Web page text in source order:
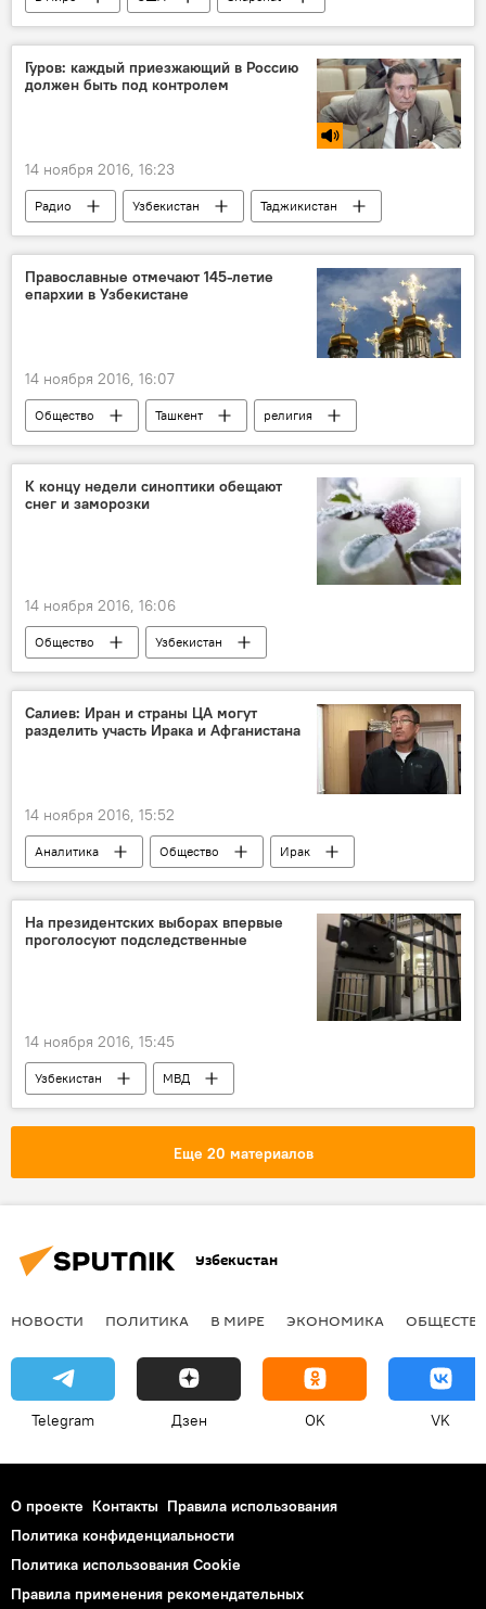
очки со встроенной камерой
вендинговый автомат
снэпчат
Гуров: каждый приезжающий в Россию
должен быть под контролем
14 ноября 2016, 16:23
Радио Узбекистан
Таджикистан
Санкт-Петербург
Москва
Центральная Азия
Православные отмечают 145-летие
епархии в Узбекистане
14 ноября 2016, 16:07
Общество Ташкент
религия
православие
К концу недели синоптики обещают
снег и заморозки
14 ноября 2016, 16:06
Общество Узбекистан
Салиев: Иран и страны ЦА могут
разделить участь Ирака и Афганистана
14 ноября 2016, 15:52
Аналитика Общество
Ирак
Иран
Афганистан
На президентских выборах впервые
проголосуют подследственные
14 ноября 2016, 15:45
Узбекистан
МВД
Президентские выборы в Узбекистане
Политика
Еще 20 материалов
Узбекистан
НОВОСТИ ПОЛИТИКА В МИРЕ ЭКОНОМИКА
Telegram Дзен OK VK
О проекте Контакты Правила использования
Политика конфиденциальности
Политика использования Cookie
Правила применения рекомендательных